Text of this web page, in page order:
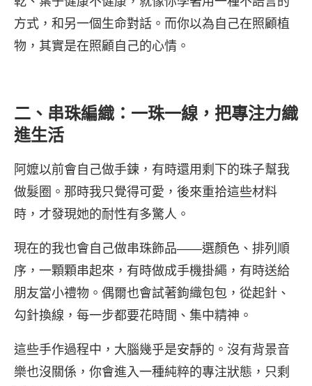
方式，和另一個生命對話。而你以為自己在照顧植
物，其實是在照顧自己的心情。
二、串珠編織：一珠一線，把專注力織
進生活
阿嬤以前會自己做手鍊，有時還用剩下的珠子幫我
做髮圈。那時我只覺得可愛，後來重拾這些材料
時，才發現她的耐性有多驚人。
現在的我也會自己做串珠飾品——選顏色、排列順
序，一顆顆串起來，有時做成手機掛繩，有時送給
朋友當小禮物。偶爾也會試著鉤織包包，從起針、
勾針換線，每一步都要花時間、集中精神。
這些手作過程中，大腦幾乎是安靜的。沒有背景音
樂也沒關係，你會進入一種純粹的專注狀態，只剩